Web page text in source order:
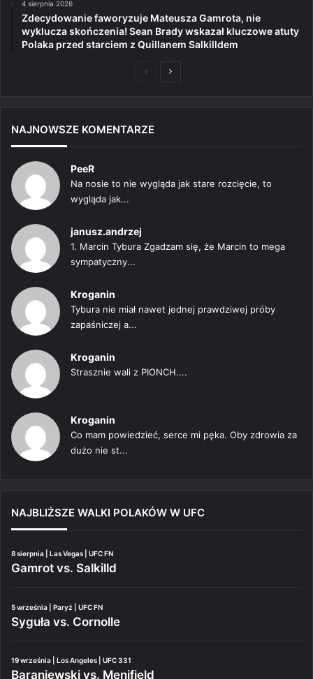
4 sierpnia 2026
Zdecydowanie faworyzuje Mateusza Gamrota, nie
wyklucza skończenia! Sean Brady wskazał kluczowe atuty
Polaka przed starciem z Quillanem Salkilldem
PoprzedniaNastępna
NAJNOWSZE KOMENTARZE
PeeR
Na nosie to nie wygląda jak stare rozcięcie, to
wygląda jak...
janusz.andrzej
1. Marcin Tybura Zgadzam się, że Marcin to mega
sympatyczny...
Kroganin
Tybura nie miał nawet jednej prawdziwej próby
zapaśniczej a...
Kroganin
Strasznie wali z PIONCH....
Kroganin
Co mam powiedzieć, serce mi pęka. Oby zdrowia za
dużo nie st...
NAJBLIŻSZE WALKI POLAKÓW W UFC
8 sierpnia | Las Vegas | UFC FN
Gamrot vs. Salkilld
5 września | Paryż | UFC FN
Syguła vs. Cornolle
19 września | Los Angeles | UFC 331
Baraniewski vs. Menifield